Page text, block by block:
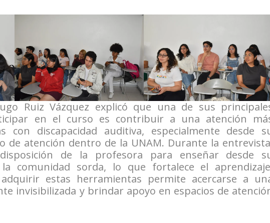
Ruiz Vázquez explicó que una de sus
en el curso es contribuir a una atención
con discapacidad auditiva, especialmente desde
de atención dentro de la UNAM. Durante la
de la profesora para enseñar desde
comunidad sorda, lo que fortalece el
estas herramientas permite acercarse a
invisibilizada y brindar apoyo en espacios de